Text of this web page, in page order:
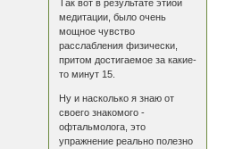
Так вот в результате этиой
медитации, было очень
мощное чувство
расслабления физически,
притом достигаемое за какие-
то минут 15.
Ну и насколько я знаю от
своего знакомого -
офтальмолога, это
упражнение реально полезно